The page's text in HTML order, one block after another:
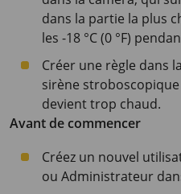
dans la partie la plus
les -18 °C (0 °F)
Créer une règle dans
sirène
devient trop chaud.
Avant de commencer
Créez un nouvel
ou Administrateur